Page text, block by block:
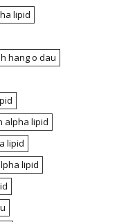
lipid
hang o dau
alpha lipid
lipid
lipid